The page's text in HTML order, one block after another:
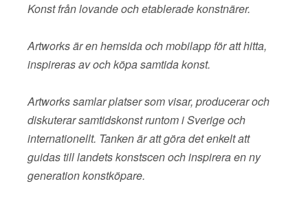
Konst från lovande och etablerade konstnärer.
Artworks är en hemsida och mobilapp för att hitta,
inspireras av och köpa samtida konst.
Artworks samlar platser som visar, producerar och
diskuterar samtidskonst runtom i Sverige och
internationellt. Tanken är att göra det enkelt att
guidas till landets konstscen och inspirera en ny
generation konstköpare.